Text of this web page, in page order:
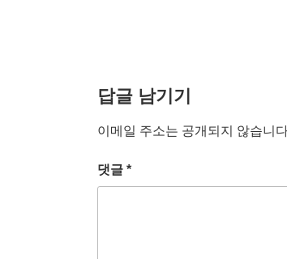
답글 남기기
이메일 주소는 공개되지 않습니
댓글 *